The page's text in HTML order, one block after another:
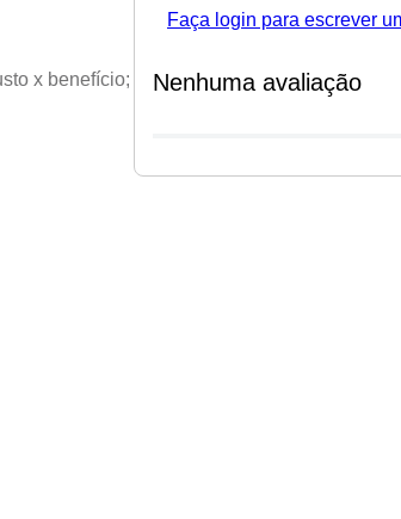
x benefício;
Faça login para escrever
Nenhuma avaliação